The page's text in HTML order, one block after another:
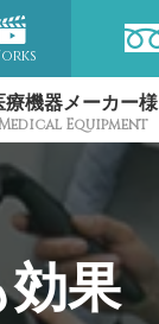
療機器メーカー様
果